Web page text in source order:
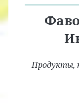
Продукты,